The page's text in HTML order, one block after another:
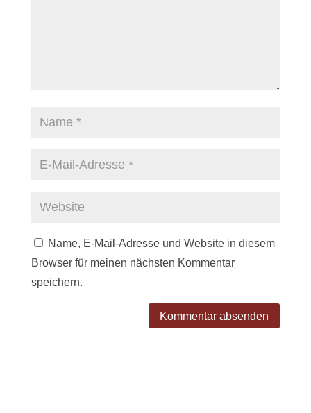
Name, E-Mail-Adresse und Website in diesem
Browser für meinen nächsten Kommentar
speichern.